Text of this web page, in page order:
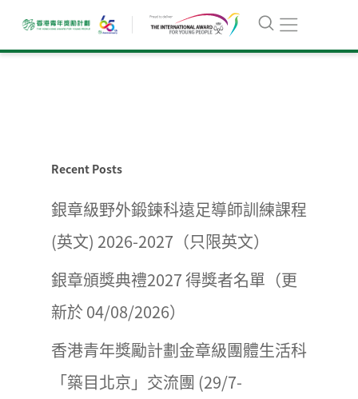
Recent Posts
銀章級野外鍛鍊科遠足導師訓練課程
(英文) 2026-2027（只限英文）
銀章頒獎典禮2027 得獎者名單（更
新於 04/08/2026）
香港青年獎勵計劃金章級團體生活科
「築目北京」交流團 (29/7-